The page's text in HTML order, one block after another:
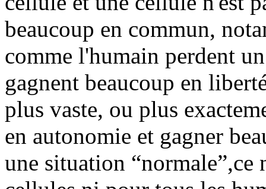
beaucoup en commun,
comme l'humain perdent
gagnent beaucoup en
plus vaste, ou plus
en autonomie et gagner
une situation “normale”,ce